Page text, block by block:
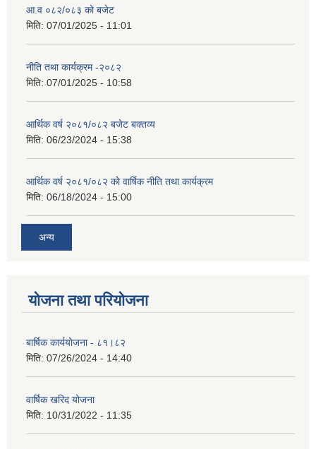
आ.व ०८२/०८३ को बजेट
मिति: 07/01/2025 - 11:01
नीति तथा कार्यक्रम -२०८२
मिति: 07/01/2025 - 10:58
आर्थिक वर्ष २०८१/०८२ बजेट बक्तव्य
मिति: 06/23/2024 - 15:38
आर्थिक वर्ष २०८१/०८२ काे वार्षिक नीति तथा कार्यक्रम
मिति: 06/18/2024 - 15:00
अन्य
योजना तथा परियोजना
बार्षिक कार्ययोजना - ८१।८२
मिति: 07/26/2024 - 14:40
वार्षिक खरिद योजना
मिति: 10/31/2022 - 11:35